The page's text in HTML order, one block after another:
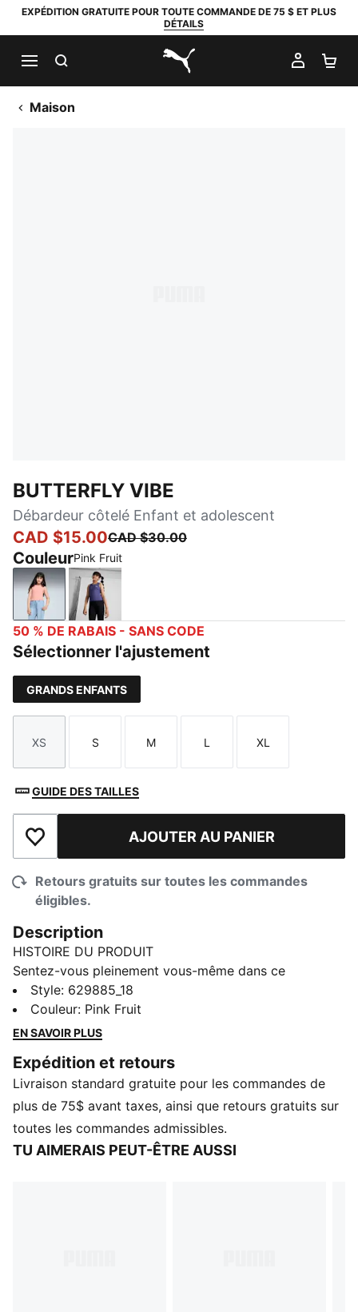
EXPÉDITION GRATUITE POUR TOUTE COMMANDE DE 75 $ ET PLUS
DÉTAILS
PUMA.com
MON
Maison
BUTTERFLY VIBE
Débardeur côtelé Enfant et adolescent
CAD $15.00CAD $30.00
CouleurPink Fruit
Pink FruitBlue Crystal
50 % DE RABAIS - SANS CODE
Sélectionner l'ajustement
GRANDS ENFANTS
Taille
XS
Taille
S
Taille
M
Taille
L
Taille
XL
GUIDE DES TAILLES
Ajouter à la liste de souhaits
AJOUTER AU PANIER
Retours gratuits sur toutes les commandes
éligibles.
Description
HISTOIRE DU PRODUIT
Sentez-vous pleinement vous-même dans ce
débardeur PUMA. Doté d’un logo brillant, d’un col
déchiré et d’une ouverture au dos, il vous fera sortir
du lot. Affichez votre style unique et créez des
CARACTÉRISTIQUES ET AVANTAGES
Contient au moins 50 % de matière recyclée
DÉTAILS
Coupe ajustée
Matériau côtelé
Style: 629885_18
Couleur: Pink Fruit
EN SAVOIR PLUS
Expédition et retours
Livraison standard gratuite pour les commandes de
plus de 75$ avant taxes, ainsi que retours gratuits sur
toutes les commandes admissibles.
TU AIMERAIS PEUT-ÊTRE AUSSI